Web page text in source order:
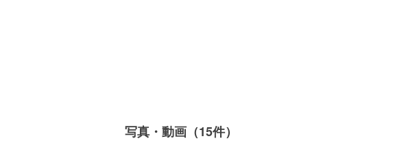
写真・動画（15件）